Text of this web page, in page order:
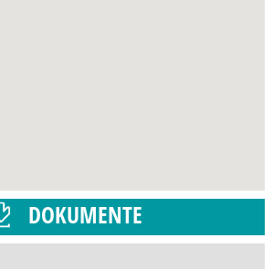
DOKUMENTE